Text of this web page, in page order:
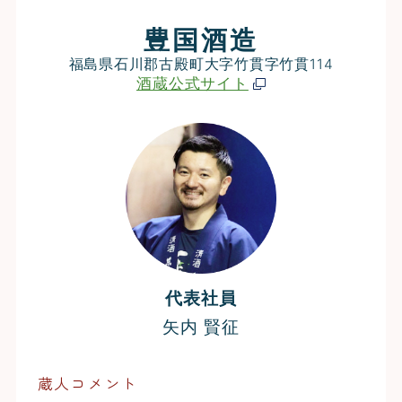
豊国酒造
福島県石川郡古殿町大字竹貫字竹貫114
酒蔵公式サイト
代表社員
矢内 賢征
蔵人コメント